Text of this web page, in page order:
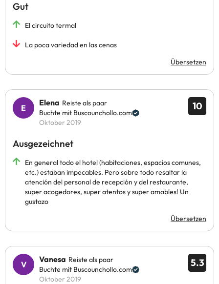
Gut
El circuito termal
La poca variedad en las cenas
Übersetzen
10
Elena Reiste als paar
Buchte mit Buscounchollo.com
Oktober 2019
Ausgezeichnet
En general todo el hotel (habitaciones, espacios comunes,
etc.) estaban impecables. Pero sobre todo resaltar la
atención del personal de recepción y del restaurante,
super acogedores, super atentos y super amables! Un
gustazo
Übersetzen
5.3
Vanesa Reiste als paar
Buchte mit Buscounchollo.com
Oktober 2019